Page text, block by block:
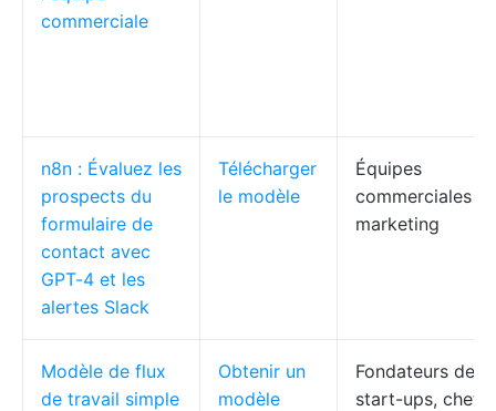
commerciale
n8n : Évaluez les
prospects du
formulaire de
contact avec
GPT-4 et les
alertes Slack
Télécharger
le modèle
Équipes
commerciales et
marketing
Modèle de flux
de travail simple
Obtenir un
modèle
Fondateurs de
start-ups, chefs